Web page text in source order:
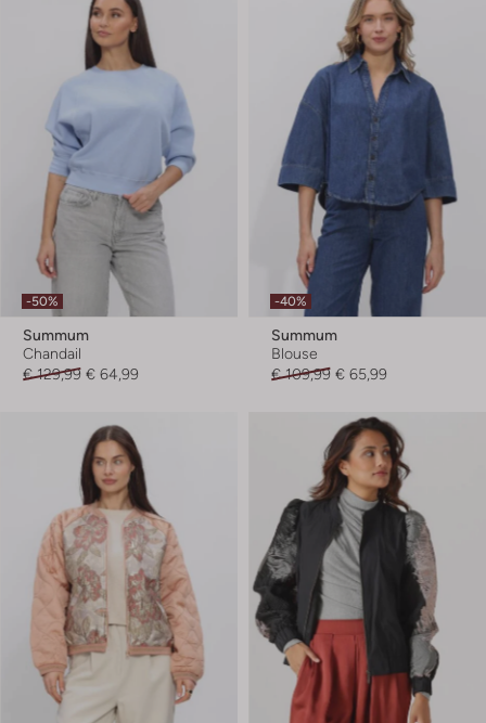
-50%
Summum
Chandail
€ 129,99 € 64,99
-40%
Summum
Blouse
€ 109,99 € 65,99